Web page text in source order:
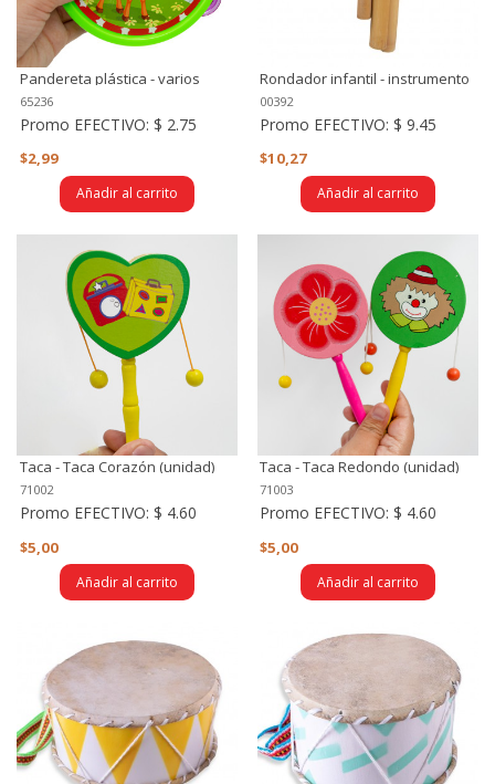
Pandereta plástica - varios
modelos
65236
Promo EFECTIVO: $ 2.75
$2,99
Añadir al carrito
Rondador infantil - instrumento
musical de viento
00392
Promo EFECTIVO:$ 9.45
$10,27
Añadir al carrito
Taca - Taca Corazón (unidad)
71002
Promo EFECTIVO: $ 4.60
$5,00
Añadir al carrito
Taca - Taca Redondo (unidad)
71003
Promo EFECTIVO:$ 4.60
$5,00
Añadir al carrito